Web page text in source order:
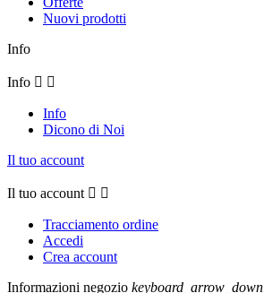
Nuovi prodotti
Info
Info  
Info
Dicono di Noi
Il tuo account
Il tuo account  
Tracciamento ordine
Accedi
Crea account
Informazioni negozio keyboard_arrow_down